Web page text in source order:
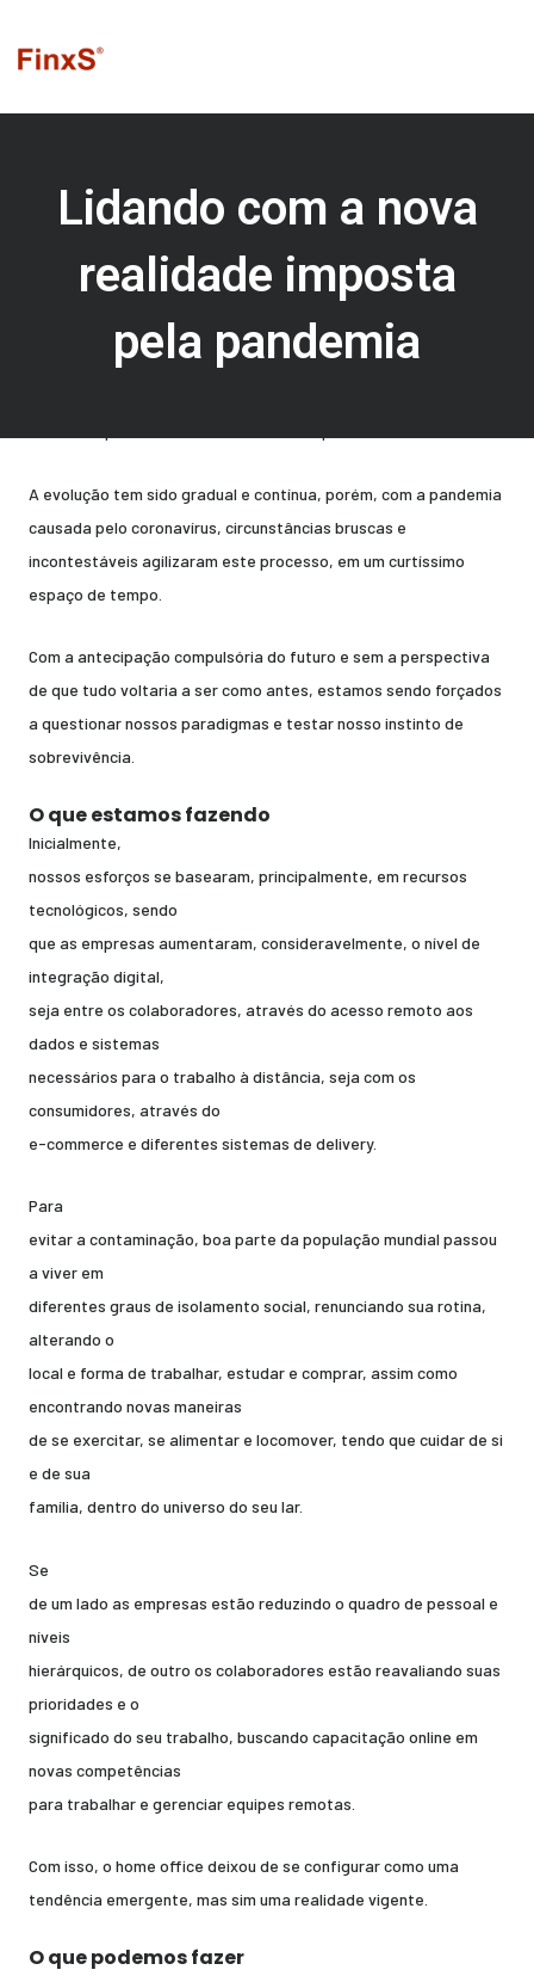
para
conteúdo
Lidando com a nova
realidade imposta
pela pandemia
Nossa vida é marcada por mudanças, que são motivadas pela
A evolução tem sido gradual e contínua, porém, com a pandemia
causada pelo coronavírus, circunstâncias bruscas e
incontestáveis agilizaram este processo, em um curtíssimo
espaço de tempo.
Com a antecipação compulsória do futuro e sem a perspectiva
de que tudo voltaria a ser como antes, estamos sendo forçados
a questionar nossos paradigmas e testar nosso instinto de
sobrevivência.
O que estamos fazendo
Inicialmente,
nossos esforços se basearam, principalmente, em recursos
tecnológicos, sendo
que as empresas aumentaram, consideravelmente, o nível de
integração digital,
seja entre os colaboradores, através do acesso remoto aos
dados e sistemas
necessários para o trabalho à distância, seja com os
consumidores, através do
e-commerce e diferentes sistemas de delivery.
Para
evitar a contaminação, boa parte da população mundial passou
a viver em
diferentes graus de isolamento social, renunciando sua rotina,
alterando o
local e forma de trabalhar, estudar e comprar, assim como
encontrando novas maneiras
de se exercitar, se alimentar e locomover, tendo que cuidar de si
e de sua
família, dentro do universo do seu lar.
Se
de um lado as empresas estão reduzindo o quadro de pessoal e
níveis
hierárquicos, de outro os colaboradores estão reavaliando suas
prioridades e o
significado do seu trabalho, buscando capacitação online em
novas competências
para trabalhar e gerenciar equipes remotas.
Com isso, o home office deixou de se configurar como uma
tendência emergente, mas sim uma realidade vigente.
O que podemos fazer